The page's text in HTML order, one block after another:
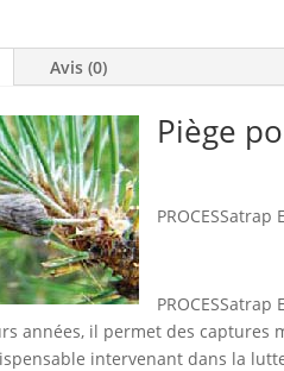
Avis (0)
Piège
années, il permet des captures
intervenant dans la